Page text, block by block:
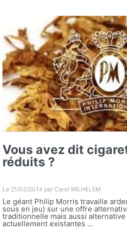
Vous avez dit
réduits ?
Le 21/02/2014 par Carol WILHELEM
Le géant Philip Morris travaille
sous en jeu) sur une offre
traditionnelle mais aussi
actuellement existantes ...